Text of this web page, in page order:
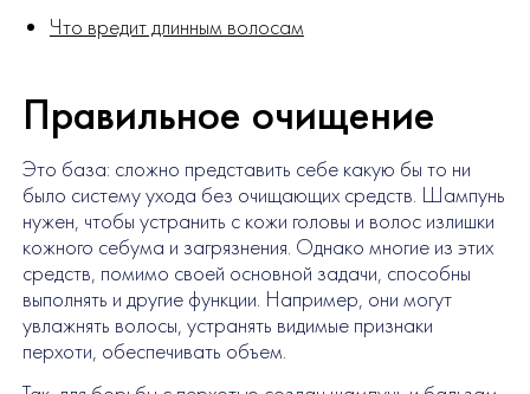
Что вредит длинным волосам
Правильное очищение
Это база: сложно представить себе какую бы то ни
было систему ухода без очищающих средств. Шампунь
нужен, чтобы устранить с кожи головы и волос излишки
кожного себума и загрязнения. Однако многие из этих
средств, помимо своей основной задачи, способны
выполнять и другие функции. Например, они могут
увлажнять волосы, устранять видимые признаки
перхоти, обеспечивать объем.